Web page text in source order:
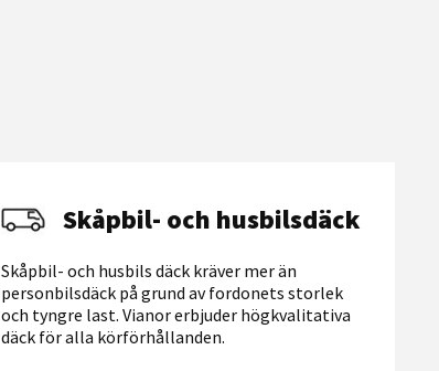
Skåpbil- och husbilsdäck
Skåpbil- och husbils däck kräver mer än
personbilsdäck på grund av fordonets storlek
och tyngre last. Vianor erbjuder högkvalitativa
däck för alla körförhållanden.